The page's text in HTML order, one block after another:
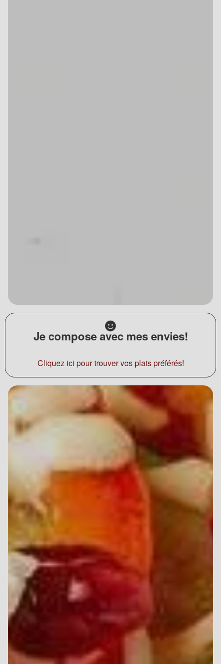
Je compose avec mes envies!
Cliquez ici pour trouver vos plats préférés!